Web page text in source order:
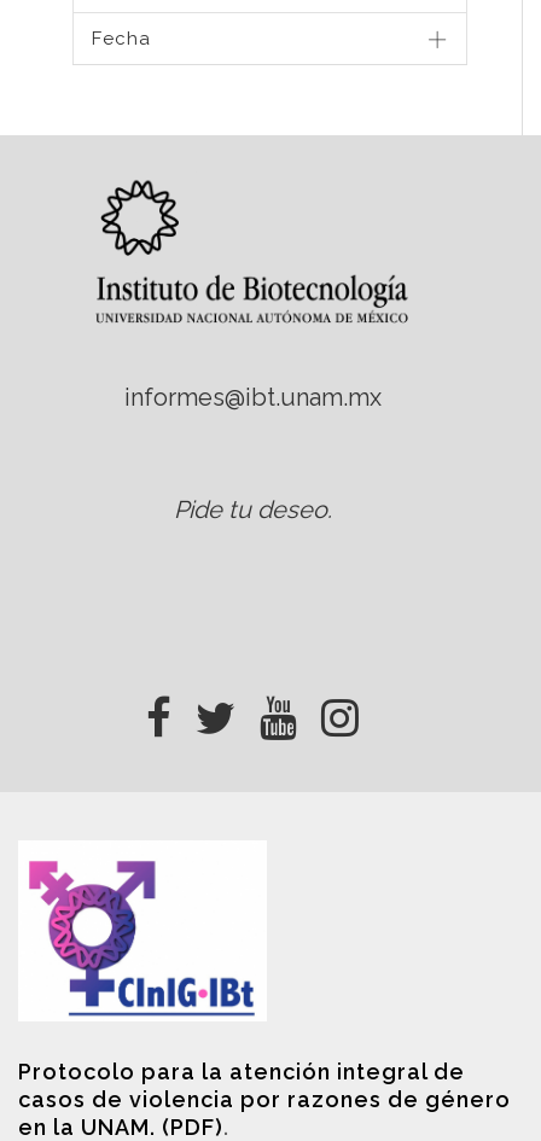
Fecha
informes@ibt.unam.mx
Pide tu deseo.
Protocolo para la atención integral de
casos de violencia por razones de género
en la UNAM. (PDF).